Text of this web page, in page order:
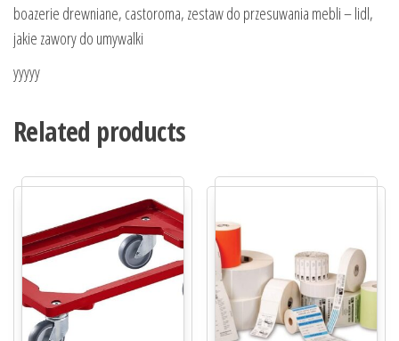
boazerie drewniane, castoroma, zestaw do przesuwania mebli – lidl,
jakie zawory do umywalki
yyyyy
Related products